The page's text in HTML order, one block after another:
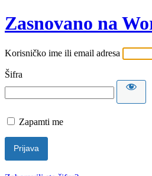
Zasnovano na
Korisničko ime ili email adresa
Šifra
Zapamti me